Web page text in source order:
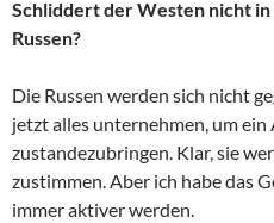
Schliddert der Westen nicht
Russen?
Die Russen werden sich nicht
jetzt alles unternehmen, um
zustandezubringen. Klar, sie
zustimmen. Aber ich habe das
immer aktiver werden.